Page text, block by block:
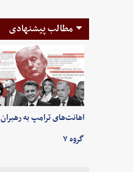
مطالب پیشنهادی
اهانت‌های ترامپ به رهبران
گروه ۷